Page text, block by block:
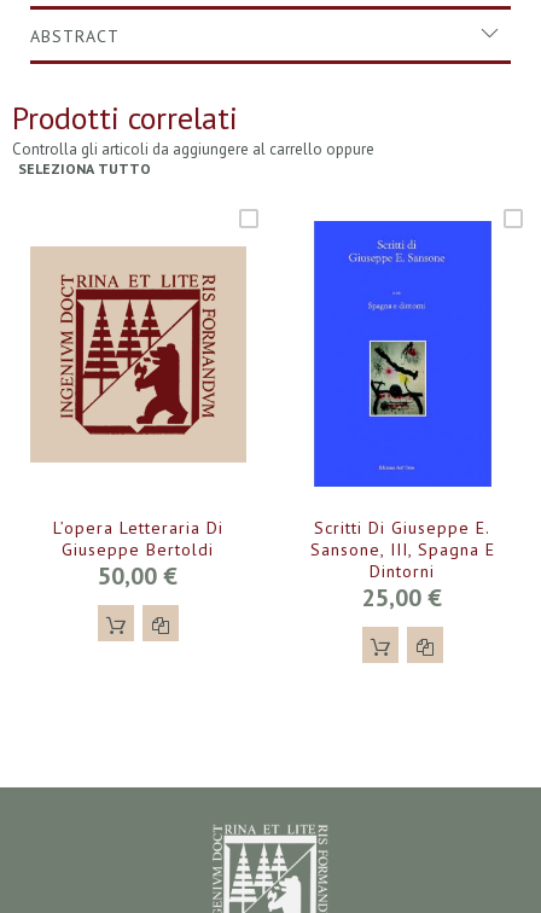
ABSTRACT
Prodotti correlati
Controlla gli articoli da aggiungere al carrello oppure
SELEZIONA TUTTO
L’opera Letteraria Di
Giuseppe Bertoldi
50,00 €
Scritti Di Giuseppe E.
Sansone, III, Spagna E
Dintorni
25,00 €